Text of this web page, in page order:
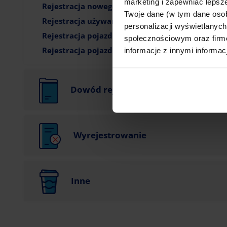
Twoje dane (w tym dane
personalizacji
społecznościowym oraz
informacje z innymi
Rejestracja nowego pojazdu sprowadzonego
Rejestracja używanego pojazdu sprowadzonego
Rejestracja pojazdu złożonego samodzielnie
Rejestracja pojazdu zarejestrowanego na
Dowód rejestracyjny
Wyrejestrowanie
Inne